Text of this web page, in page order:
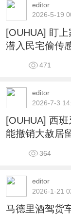
editor
2026-5-19
[OUHUA] 盯
潜入民宅偷传
471
editor
2026-7-3
[OUHUA] 西
能撤销大赦居
364
editor
2026-1-21
马德里酒驾货